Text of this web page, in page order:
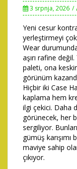
3 srpnja, 2026
Yeni cesur
yerleştirmeyi
Wear
aşırı rafine
paleti, ona
görünüm
Hiçbir iki Case
kaplama hem
ilgi çekici. Daha
görünecek, her
sergiliyor.
gümüş
maviye sahip
çıkıyor.